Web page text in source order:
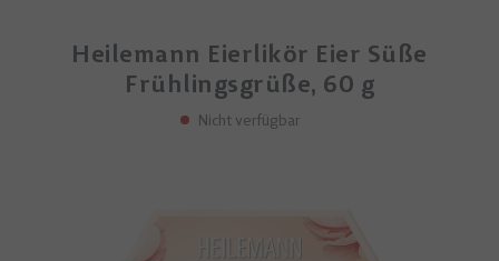
Heilemann Eierlikör Eier Süße
Frühlingsgrüße, 60 g
Nicht verfügbar